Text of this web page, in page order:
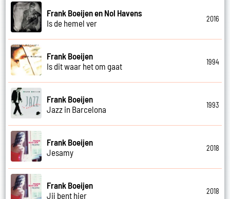
Frank Boeijen en Nol Havens
Is de hemel ver
2016
Frank Boeijen
Is dit waar het om gaat
1994
Frank Boeijen
Jazz in Barcelona
1993
Frank Boeijen
Jesamy
2018
Frank Boeijen
Jij bent hier
2018